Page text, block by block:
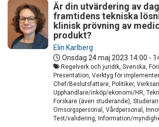
Är din utvärdering av
framtidens tekniska
klinisk prövning av
produkt?
Elin Karlberg
Onsdag 24 maj 2023 14:00 -
Regelverk och juridik, Svenska,
Presentation, Verktyg för
Chef/Beslutsfattare, Politiker,
Upphandlare/inköp/ekonomi/HR,
Forskare (även studerande),
Omsorgspersonal, Vårdpersonal,
Test/validering, Information/